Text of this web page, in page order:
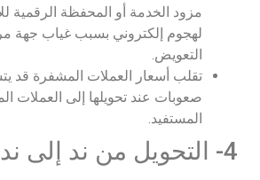
مزود الخدمة أو المحفظة الرقمية
لهجوم إلكتروني بسبب غياب جهة
التعويض.
تقلب أسعار العملات المشفرة قد
صعوبات عند تحويلها إلى العملات
المستفيد.
4- التحويل من ند إلى ند P2P